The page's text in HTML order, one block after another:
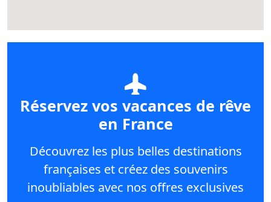
Réservez vos vacances de rêve
en France
Découvrez les plus belles destinations
françaises et créez des souvenirs
inoubliables avec nos offres exclusives